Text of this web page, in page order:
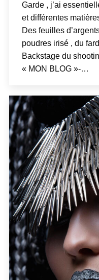
Garde , j’ai
et différentes
Des feuilles
poudres irisé , du
Backstage du
« MON BLOG »-…